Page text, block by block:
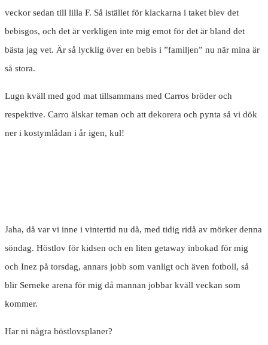
veckor sedan till lilla F. Så istället för klackarna i taket blev det
bebisgos, och det är verkligen inte mig emot för det är bland det
bästa jag vet. Är så lycklig över en bebis i ”familjen” nu när mina är
så stora.
Lugn kväll med god mat tillsammans med Carros bröder och
respektive. Carro älskar teman och att dekorera och pynta så vi dök
ner i kostymlådan i år igen, kul!
Jaha, då var vi inne i vintertid nu då, med tidig ridå av mörker denna
söndag. Höstlov för kidsen och en liten getaway inbokad för mig
och Inez på torsdag, annars jobb som vanligt och även fotboll, så
blir Serneke arena för mig då mannan jobbar kväll veckan som
kommer.
Har ni några höstlovsplaner?